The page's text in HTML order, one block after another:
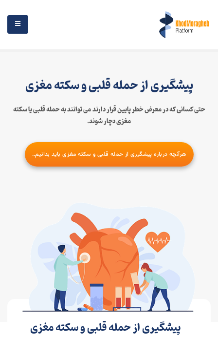
پیشگیری از حمله قلبی و سکته مغزی
حتی کسانی که در معرض خطر پایین قرار دارند می توانند به حمله قلبی یا سکته
مغزی دچار شوند.
هرآنچه درباره پیشگیری از حمله قلبی و سکته مغزی باید بدانیم..
پیشگیری از حمله قلبی و سکته مغزی